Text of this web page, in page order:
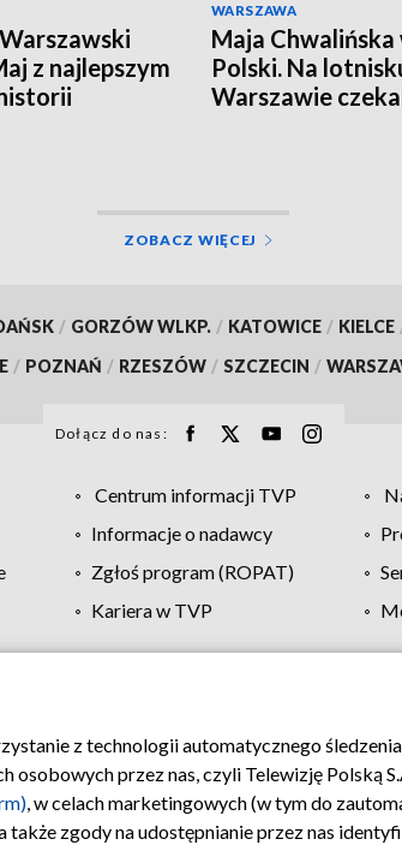
z najlepszym
WARSZAWA
Maja Chwalińska
Polski. Na
Warszawie
ZOBACZ WIĘCEJ
/ GORZÓW WLKP. / KATOWICE / KIELCE
/ POZNAŃ / RZESZÓW / SZCZECIN /
Dołącz do nas:
Centrum informacji TVP
Informacje o nadawcy
Zgłoś program (ROPAT)
Kariera w TVP
Moje zgody Pomoc
z technologii automatycznego
przez nas, czyli Telewizję Polską
, w celach marketingowych (w tym do
zgody na udostępnianie przez nas